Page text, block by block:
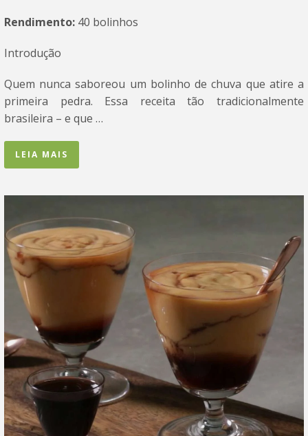
Rendimento: 40 bolinhos
Introdução
Quem nunca saboreou um bolinho de chuva que atire a
primeira pedra. Essa receita tão tradicionalmente
brasileira – e que …
LEIA MAIS